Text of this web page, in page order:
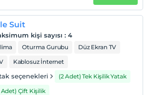
Suit
kişi sayısı : 4
Oturma Gurubu
Düz Ekran TV
Kablosuz İnternet
seçenekleri
(2 Adet) Tek Kişilik Yatak
Adet) Çift Kişilik